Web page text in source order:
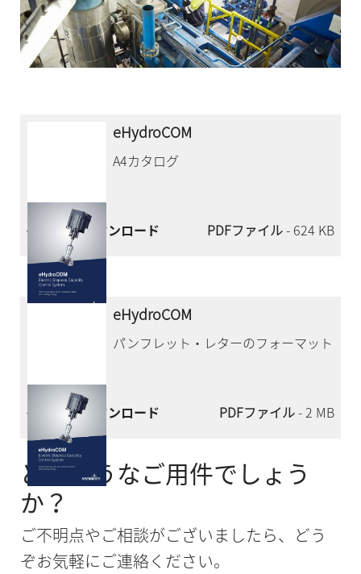
eHydroCOM
A4カタログ
今すぐダウンロード PDFファイル- 624 KB
eHydroCOM
パンフレット・レターのフォーマット
今すぐダウンロード PDFファイル- 2 MB
どのようなご用件でしょう
か？
ご不明点やご相談がございましたら、どう
ぞお気軽にご連絡ください。